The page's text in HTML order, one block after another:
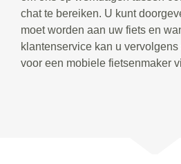
chat te bereiken. U kunt
moet worden aan uw fiets en
klantenservice kan u
voor een mobiele fietsenmaker